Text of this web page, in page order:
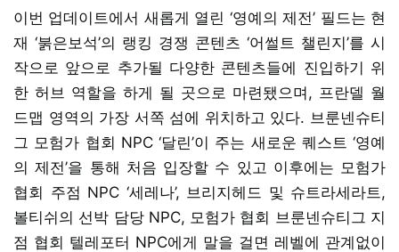
이번 업데이트에서 새롭게 열린 ‘영예의 제전’ 필드는 현
재 ‘붉은보석’의 랭킹 경쟁 콘텐츠 ‘어썰트 챌린지’를 시
작으로 앞으로 추가될 다양한 콘텐츠들에 진입하기 위
한 허브 역할을 하게 될 곳으로 마련됐으며, 프란델 월
드맵 영역의 가장 서쪽 섬에 위치하고 있다. 브룬넨슈티
그 모험가 협회 NPC ‘달린’이 주는 새로운 퀘스트 ‘영예
의 제전’을 통해 처음 입장할 수 있고 이후에는 모험가
협회 주점 NPC ‘세레나’, 브리지헤드 및 슈트라세라트,
볼티쉬의 선박 담당 NPC, 모험가 협회 브룬넨슈티그 지
점 협회 텔레포터 NPC에게 말을 걸면 레벨에 관계없이